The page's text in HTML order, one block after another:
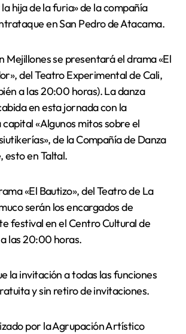
la hija de la furia» de la compañía
en San Pedro de Atacama.
Mejillones se presentará el drama «El
del Teatro Experimental de Cali,
a las 20:00 horas). La danza
en esta jornada con la
«Algunos mitos sobre el
de la Compañía de Danza
esto en Taltal.
«El Bautizo», del Teatro de La
serán los encargados de
festival en el Centro Cultural de
las 20:00 horas.
la invitación a todas las funciones
y sin retiro de invitaciones.
por la Agrupación Artístico